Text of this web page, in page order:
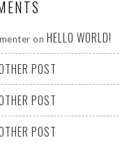
on HELLO WORLD!
POST
POST
POST